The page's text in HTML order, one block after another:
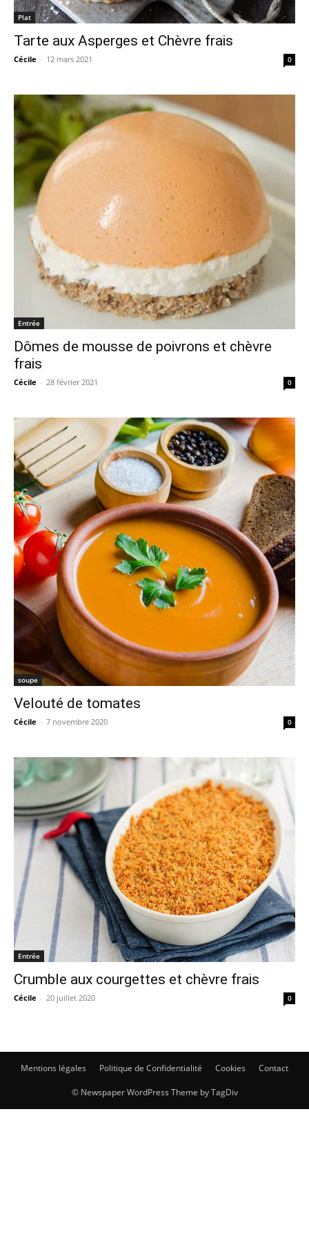
Plat
Tarte aux Asperges et Chèvre frais
Cécile - 12 mars 2021 0
Entrée
Dômes de mousse de poivrons et chèvre
frais
Cécile - 28 février 2021 0
soupe
Velouté de tomates
Cécile - 7 novembre 2020 0
Entrée
Crumble aux courgettes et chèvre frais
Cécile - 20 juillet 2020 0
Mentions légales Politique de Confidentialité Cookies Contact
© Newspaper WordPress Theme by TagDiv